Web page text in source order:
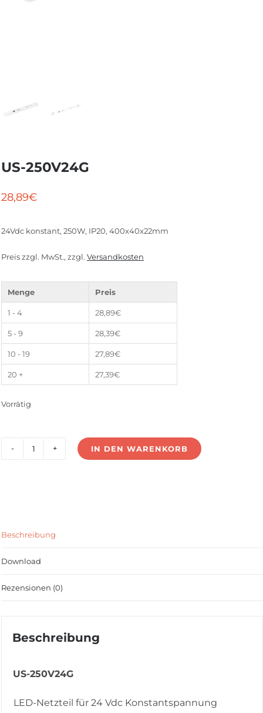
US-250V24G
28,89€
Vorrätig
24Vdc konstant, 250W, IP20, 400x40x22mm
Preis zzgl. MwSt., zzgl. Versandkosten
Menge Preis
1 - 4 28,89€
5 - 9 28,39€
10 - 19 27,89€
20 + 27,39€
US-
IN DEN WARENKORB
Beschreibung
Download
Rezensionen (0)
Beschreibung
US-250V24G
LED-Netzteil für 24 Vdc Konstantspannung